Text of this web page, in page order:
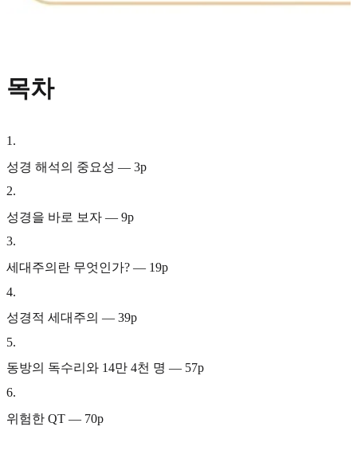
목차
1 .
성경 해석의 중요성 — 3p
2.
성경을 바로 보자 — 9p
3.
세대주의란 무엇인가? — 19p
4.
성경적 세대주의 — 39p
5.
동방의 독수리와 14만 4천 명 — 57p
6.
위험한 QT — 70p